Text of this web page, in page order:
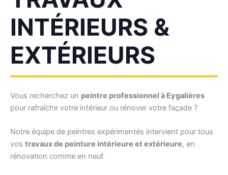
INTÉRIEURS &
EXTÉRIEURS
Vous recherchez un peintre professionnel à Eygalières
pour rafraîchir votre intérieur ou rénover votre façade ?
Notre équipe de peintres expérimentés intervient pour tous
vos travaux de peinture intérieure et extérieure, en
rénovation comme en neuf.